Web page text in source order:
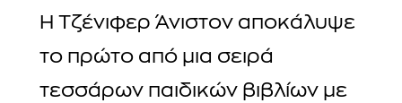
Η Τζένιφερ Άνιστον αποκάλυψε
το πρώτο από μια σειρά
τεσσάρων παιδικών βιβλίων με